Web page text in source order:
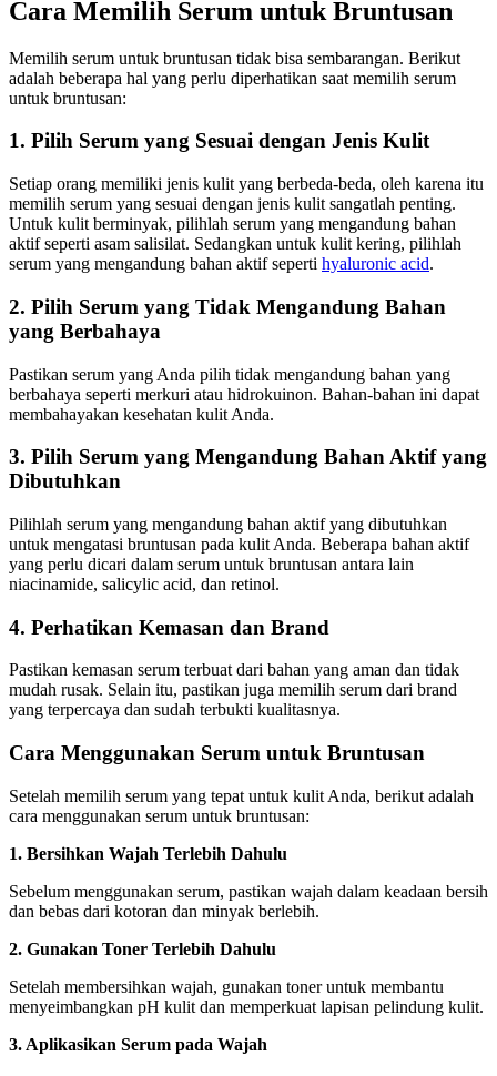
Cara Memilih Serum untuk Bruntusan
Memilih serum untuk bruntusan tidak bisa sembarangan. Berikut
adalah beberapa hal yang perlu diperhatikan saat memilih serum
untuk bruntusan:
1. Pilih Serum yang Sesuai dengan Jenis Kulit
Setiap orang memiliki jenis kulit yang berbeda-beda, oleh karena itu
memilih serum yang sesuai dengan jenis kulit sangatlah penting.
Untuk kulit berminyak, pilihlah serum yang mengandung bahan
aktif seperti asam salisilat. Sedangkan untuk kulit kering, pilihlah
serum yang mengandung bahan aktif seperti hyaluronic acid.
2. Pilih Serum yang Tidak Mengandung Bahan
yang Berbahaya
Pastikan serum yang Anda pilih tidak mengandung bahan yang
berbahaya seperti merkuri atau hidrokuinon. Bahan-bahan ini dapat
membahayakan kesehatan kulit Anda.
3. Pilih Serum yang Mengandung Bahan Aktif yang
Dibutuhkan
Pilihlah serum yang mengandung bahan aktif yang dibutuhkan
untuk mengatasi bruntusan pada kulit Anda. Beberapa bahan aktif
yang perlu dicari dalam serum untuk bruntusan antara lain
niacinamide, salicylic acid, dan retinol.
4. Perhatikan Kemasan dan Brand
Pastikan kemasan serum terbuat dari bahan yang aman dan tidak
mudah rusak. Selain itu, pastikan juga memilih serum dari brand
yang terpercaya dan sudah terbukti kualitasnya.
Cara Menggunakan Serum untuk Bruntusan
Setelah memilih serum yang tepat untuk kulit Anda, berikut adalah
cara menggunakan serum untuk bruntusan:
1. Bersihkan Wajah Terlebih Dahulu
Sebelum menggunakan serum, pastikan wajah dalam keadaan bersih
dan bebas dari kotoran dan minyak berlebih.
2. Gunakan Toner Terlebih Dahulu
Setelah membersihkan wajah, gunakan toner untuk membantu
menyeimbangkan pH kulit dan memperkuat lapisan pelindung kulit.
3. Aplikasikan Serum pada Wajah